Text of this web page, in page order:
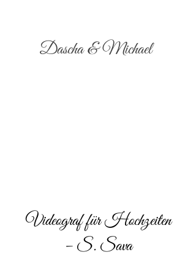
Dascha & Michael
Videograf für Hochzeiten
– S. Sava